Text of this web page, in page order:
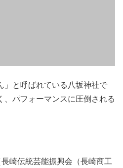
」と呼ばれている八坂神社で
、パフォーマンスに圧倒される
長崎伝統芸能振興会（長崎商工